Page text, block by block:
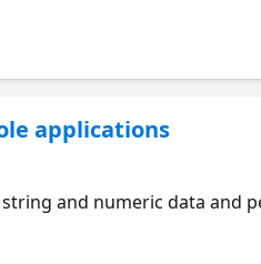
applications
and numeric data and